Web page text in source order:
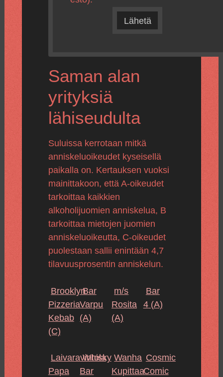
Lähetä
Saman alan
yrityksiä
lähiseudulta
Suluissa kerrotaan mitkä
anniskeluoikeudet kyseisellä
paikalla on. Kertauksen vuoksi
mainittakoon, että A-oikeudet
tarkoittaa kaikkien
alkoholijuomien anniskelua, B
tarkoittaa mietojen juomien
anniskeluoikeutta, C-oikeudet
puolestaan sallii enintään 4,7
tilavuusprosentin anniskelun.
Brooklyn
Pizzeria
Kebab
(C)
Bar
Varpu
(A)
m/s
Rosita
(A)
Bar
4(A)
Laivaravintola
Papa
Whisky
Bar
Wanha
Kupittaa
Cosmic
Comic